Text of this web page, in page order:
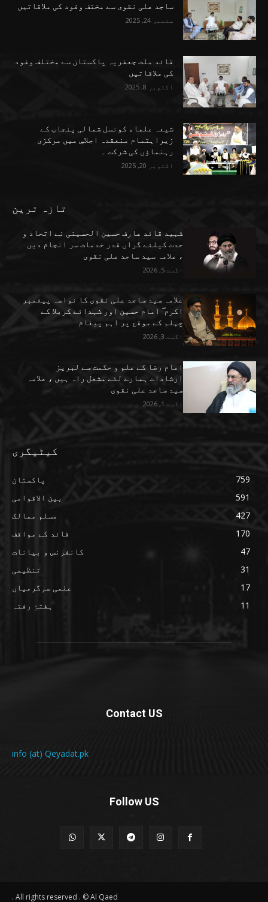
ساجد علی نقوی سے مختف وفود کی ملاقاتیں
ستمبر 24, 2025
قائد ملت جعفریہ پاکستان سے مختلف وفود
کی ملاقاتیں
اکتوبر 8, 2025
شیعہ علماء کونسل شمالی پنجاب کے
زیراہتمام منعقدہ اجلاسِ میں مرکزی
رہنماؤں کی شرکت ۔
اکتوبر 20, 2025
تازہ ترین
شہید قائد عارف حسین الحسینی نے اتحاد و
حدت کیلئے گراں قدر خدمات سر انجام دیں
، علامہ سید ساجد علی نقوی
اگست 5, 2026
علامہ سید ساجد علی نقوی کا نواسہ پیغمبر
اکرم ۖ امام حسین اور شہدائے کربلا کے
چہلم کے موقع پر اہم پیغام
اگست 3, 2026
امام رضا کے علم و حکمت سے لبریز
ارشادات ہمارے لئے مشعل راہ ہیں ، علامہ
سید ساجد علی نقوی
اگست 1, 2026
کیٹیگری
پاکستان
759
بین الاقوامی
591
مسلم ممالک
427
قائد کے مواقف
170
کانفرنس و بیانات
47
تنظیمی
31
علمی سرگرمیاں
17
ہفتۂِ رفتہ
11
Contact US
info (at) Qeyadat.pk
Follow US
All rights reserved . © Al Qaed .